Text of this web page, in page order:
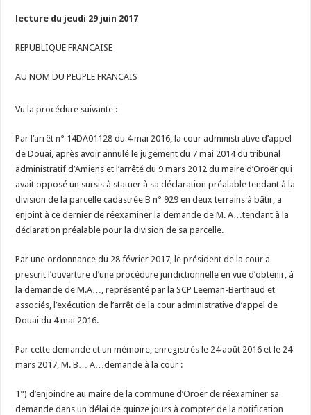
lecture du jeudi 29 juin 2017
REPUBLIQUE FRANCAISE
AU NOM DU PEUPLE FRANCAIS
Vu la procédure suivante :
Par l’arrêt n° 14DA01128 du 4 mai 2016, la cour administrative d’appel
de Douai, après avoir annulé le jugement du 7 mai 2014 du tribunal
administratif d’Amiens et l’arrêté du 9 mars 2012 du maire d’Oroër qui
avait opposé un sursis à statuer à sa déclaration préalable tendant à la
division de la parcelle cadastrée B n° 929 en deux terrains à bâtir, a
enjoint à ce dernier de réexaminer la demande de M. A…tendant à la
déclaration préalable pour la division de sa parcelle.
Par une ordonnance du 28 février 2017, le président de la cour a
prescrit l’ouverture d’une procédure juridictionnelle en vue d’obtenir, à
la demande de M.A…, représenté par la SCP Leeman-Berthaud et
associés, l’exécution de l’arrêt de la cour administrative d’appel de
Douai du 4 mai 2016.
Par cette demande et un mémoire, enregistrés le 24 août 2016 et le 24
mars 2017, M. B… A…demande à la cour :
1°) d’enjoindre au maire de la commune d’Oroër de réexaminer sa
demande dans un délai de quinze jours à compter de la notification